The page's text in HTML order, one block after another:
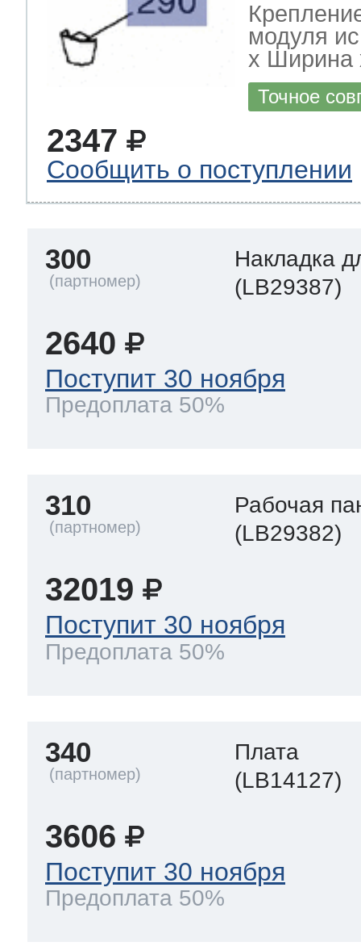
модуля
х Ширина
Точное
2347
Сообщить о поступлении
300
Накладка
(LB29387)
2640
Поступит 30 ноября
Предоплата 50%
310
Рабочая
(LB29382)
32019
Поступит 30 ноября
Предоплата 50%
340
Плата
(LB14127)
3606
Поступит 30 ноября
Предоплата 50%